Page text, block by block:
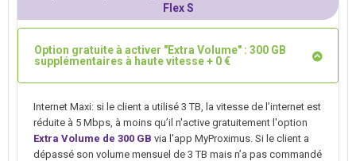
Flex S
Option gratuite à activer "Extra Volume" : 300 GB
supplémentaires à haute vitesse + 0 €
Internet Maxi: si le client a utilisé 3 TB, la vitesse de l’internet est
réduite à 5 Mbps, à moins qu’il n'active gratuitement l'option
Extra Volume de 300 GB via l'app MyProximus. Si le client a
dépassé son volume mensuel de 3 TB mais n’a pas commandé